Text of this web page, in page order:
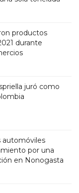
productos
durante
juró como
automóviles
por una
en Nonogasta